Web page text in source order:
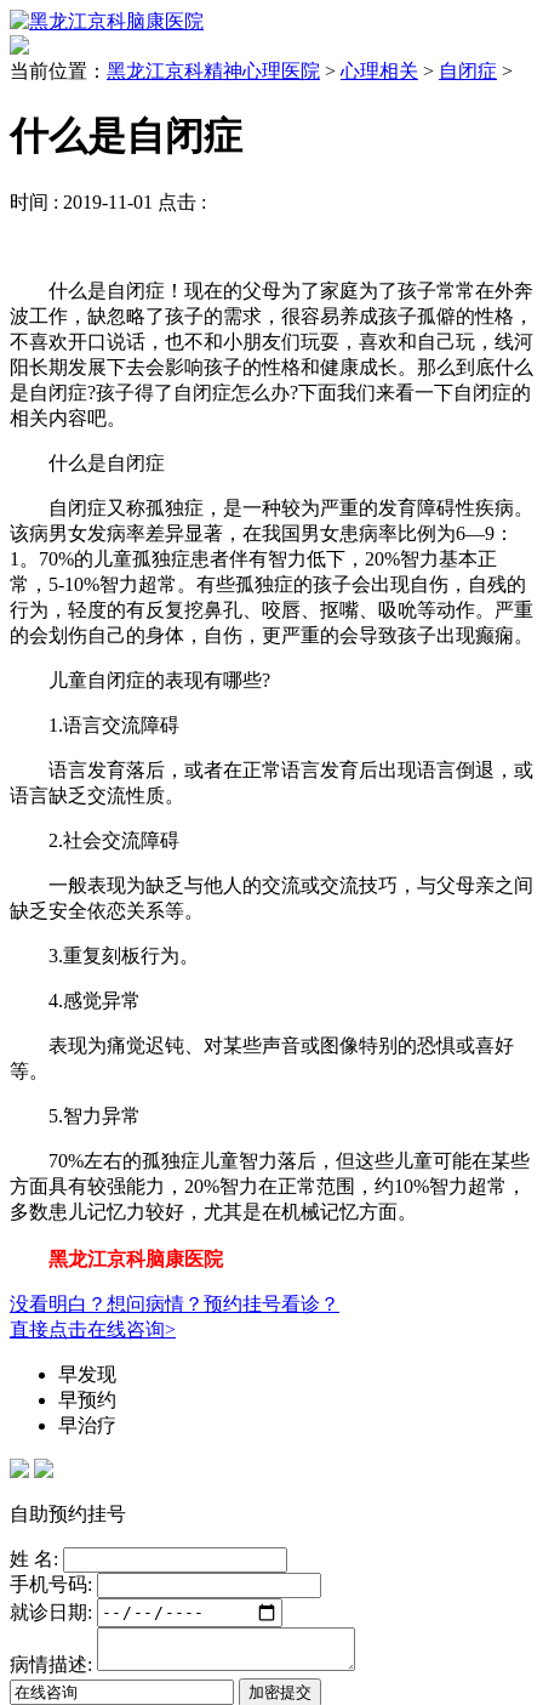
当前位置： 黑龙江京科精神心理医院 > 心理相关 > 自闭症 >
什么是自闭症
时间 : 2019-11-01 点击 :
什么是自闭症！现在的父母为了家庭为了孩子常常在外奔
波工作，缺忽略了孩子的需求，很容易养成孩子孤僻的性格，
不喜欢开口说话，也不和小朋友们玩耍，喜欢和自己玩，线河
阳长期发展下去会影响孩子的性格和健康成长。那么到底什么
是自闭症?孩子得了自闭症怎么办?下面我们来看一下自闭症的
相关内容吧。
什么是自闭症
自闭症又称孤独症，是一种较为严重的发育障碍性疾病。
该病男女发病率差异显著，在我国男女患病率比例为6—9：
1。70%的儿童孤独症患者伴有智力低下，20%智力基本正
常，5-10%智力超常。有些孤独症的孩子会出现自伤，自残的
行为，轻度的有反复挖鼻孔、咬唇、抠嘴、吸吮等动作。严重
的会划伤自己的身体，自伤，更严重的会导致孩子出现癫痫。
儿童自闭症的表现有哪些?
1.语言交流障碍
语言发育落后，或者在正常语言发育后出现语言倒退，或
语言缺乏交流性质。
2.社会交流障碍
一般表现为缺乏与他人的交流或交流技巧，与父母亲之间
缺乏安全依恋关系等。
3.重复刻板行为。
4.感觉异常
表现为痛觉迟钝、对某些声音或图像特别的恐惧或喜好
等。
5.智力异常
70%左右的孤独症儿童智力落后，但这些儿童可能在某些
方面具有较强能力，20%智力在正常范围，约10%智力超常，
多数患儿记忆力较好，尤其是在机械记忆方面。
黑龙江京科脑康医院
没看明白？想问病情？预约挂号看诊？
直接点击在线咨询>
早发现
早预约
早治疗
自助预约挂号
姓 名:
手机号码:
就诊日期:
病情描述: